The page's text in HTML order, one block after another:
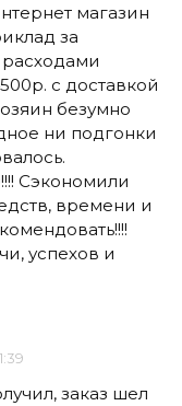
магазин
за
с доставкой
безумно
ни подгонки
Сэкономили
времени и
успехов и
заказ шел